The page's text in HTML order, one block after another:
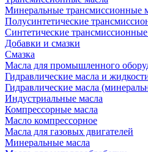
Минеральные трансмиссионные
Полусинтетические
Синтетические
Добавки и смазки
Смазка
Масла для промышленного
Гидравлические масла и
Гидравлические масла
Индустриальные масла
Компрессорные масла
Масло компрессорное
Масла для газовых двигателей
Минеральные масла